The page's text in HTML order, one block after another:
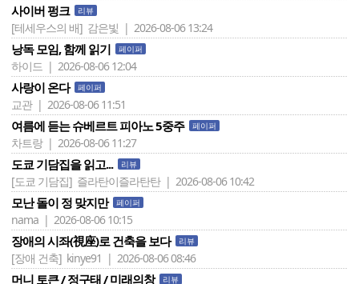
사이버 펑크 리뷰
[테세우스의 배] 감은빛 | 2026-08-06 13:24
낭독 모임, 함께 읽기 페이퍼
하이드 | 2026-08-06 12:04
사랑이 온다 페이퍼
교관 | 2026-08-06 11:51
여름에 듣는 슈베르트 피아노 5중주 페이퍼
차트랑 | 2026-08-06 11:27
도쿄 기담집을 읽고... 리뷰
[도쿄 기담집] 즐라탄이즐라탄탄 | 2026-08-06 10:42
모난 돌이 정 맞지만 페이퍼
nama | 2026-08-06 10:15
장애의 시좌(視座)로 건축을 보다 리뷰
[장애 건축] kinye91 | 2026-08-06 08:46
머니 토큰 / 정구태 / 미래의창 리뷰